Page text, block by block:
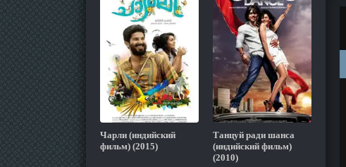
Чарли (индийский
фильм) (2015)
Танцуй ради шанса
(индийский фильм)
(2010)